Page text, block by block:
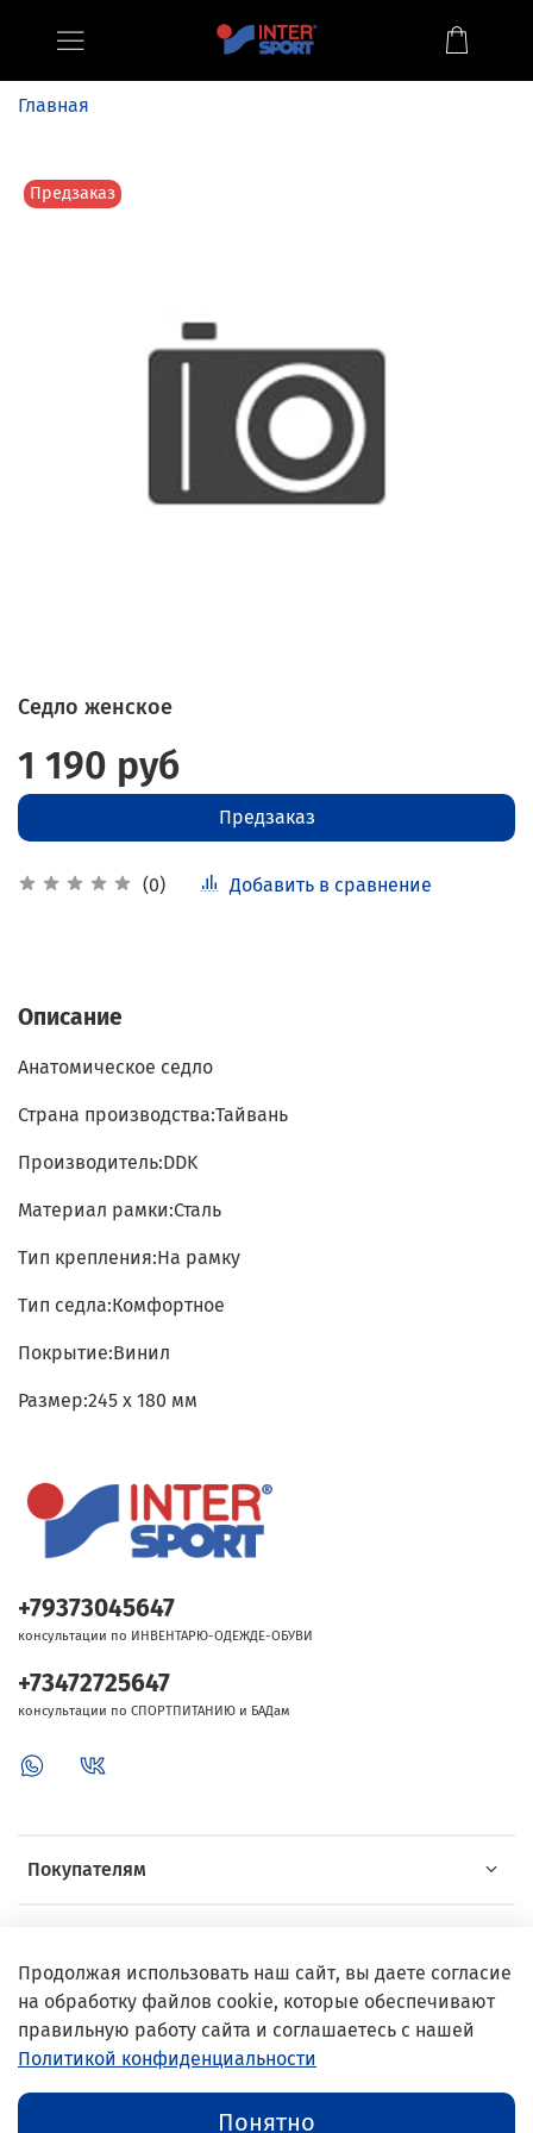
Главная
Предзаказ
Седло женское
(0) Добавить в сравнение
1 190 руб
Предзаказ
Описание
Анатомическое седло
Страна производства:Тайвань
Производитель:DDK
Материал рамки:Сталь
Тип крепления:На рамку
Тип седла:Комфортное
Покрытие:Винил
Размер:245 x 180 мм
Покупателям
Выгодные предложения
+79373045647
консультации по ИНВЕНТАРЮ-ОДЕЖДЕ-ОБУВИ
+73472725647
консультации по СПОРТПИТАНИЮ и БАДам
© 2002–2024 InterSport
Продолжая использовать наш сайт, вы даете согласие
на обработку файлов cookie, которые обеспечивают
правильную работу сайта и соглашаетесь с нашей
Политикой конфиденциальности
Понятно